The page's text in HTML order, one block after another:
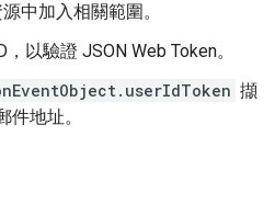
中加入相關範圍。
以驗證 JSON Web Token。
擷
件地址。